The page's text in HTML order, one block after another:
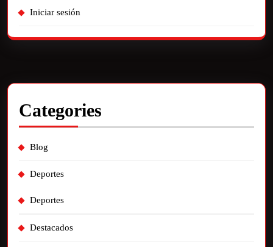
Iniciar sesión
Categories
Blog
Deportes
Deportes
Destacados